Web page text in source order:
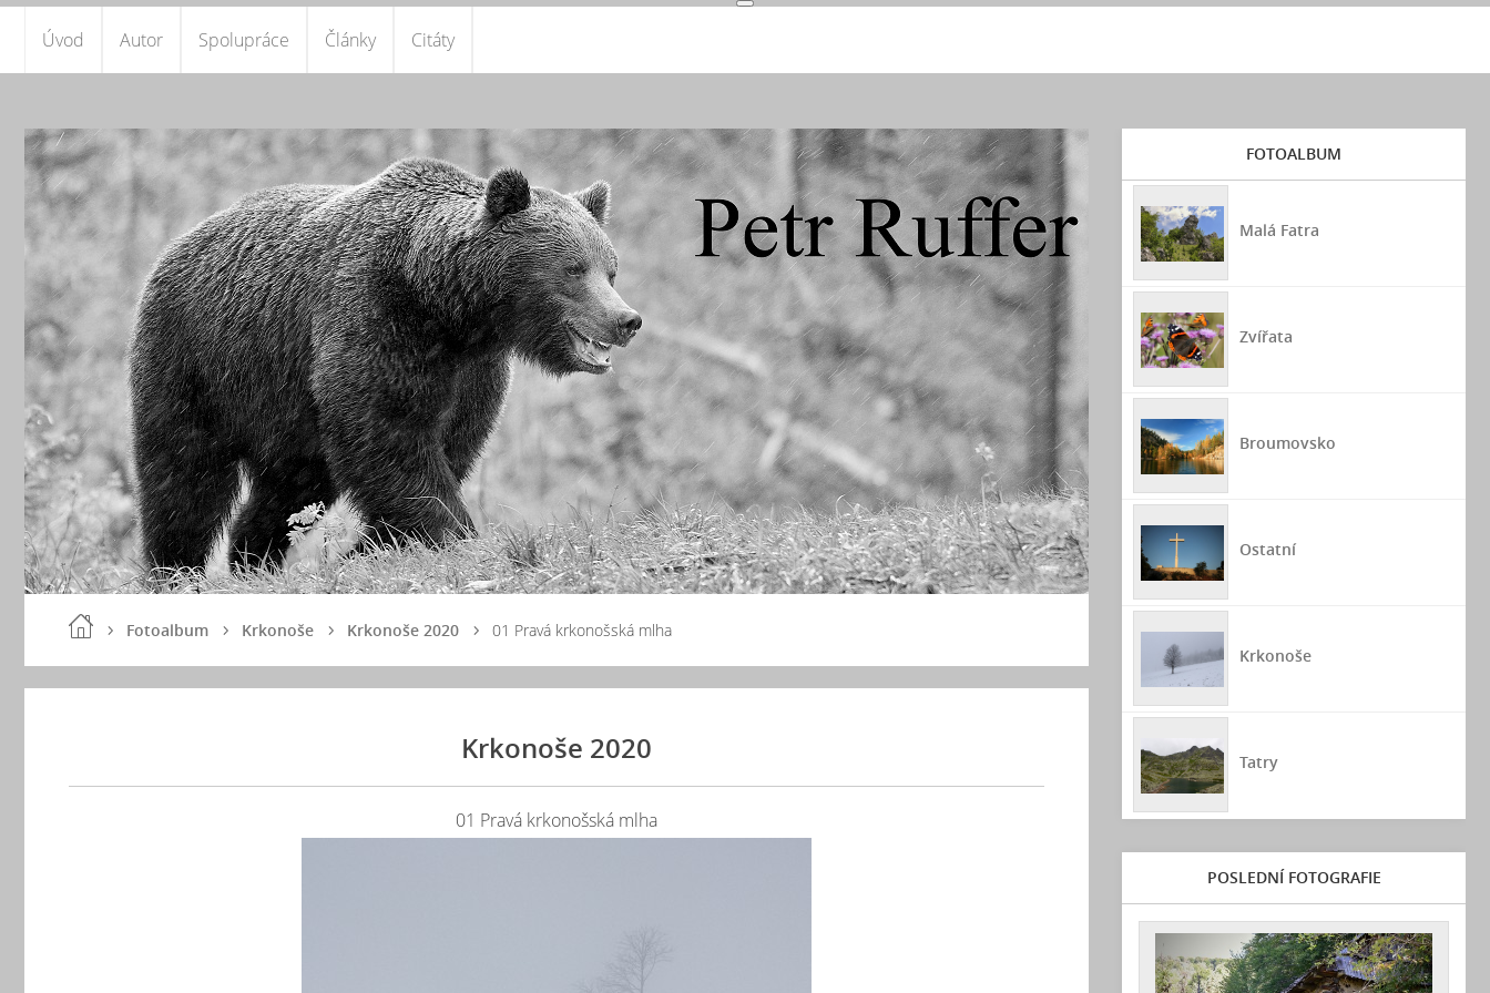
Úvod Autor Spolupráce Články Citáty
Fotoalbum Krkonoše Krkonoše 2020 01 Pravá krkonošská mlha
Krkonoše 2020
01 Pravá krkonošská mlha
FOTOALBUM
Malá Fatra
Zvířata
Broumovsko
Ostatní
Krkonoše
Tatry
POSLEDNÍ FOTOGRAFIE